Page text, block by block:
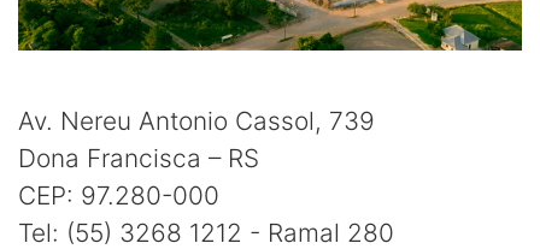
Av. Nereu Antonio Cassol, 739
Dona Francisca – RS
CEP: 97.280-000
Tel: (55) 3268 1212 - Ramal 280